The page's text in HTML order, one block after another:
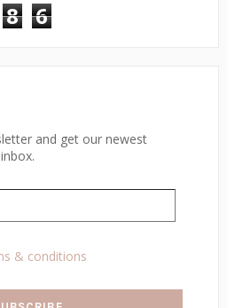
8 6
and get our newest
& conditions